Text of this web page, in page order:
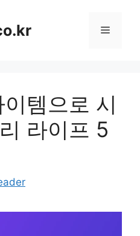
메
템으로 시
라이프 5